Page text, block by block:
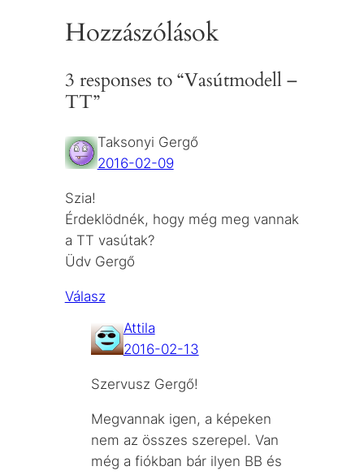
Hozzászólások
3 responses to “Vasútmodell –
TT”
Taksonyi Gergő
2016-02-09
Szia!
Érdeklödnék, hogy még meg vannak
a TT vasútak?
Üdv Gergő
Válasz
Attila
2016-02-13
Szervusz Gergő!
Megvannak igen, a képeken
nem az összes szerepel. Van
még a fiókban bár ilyen BB és